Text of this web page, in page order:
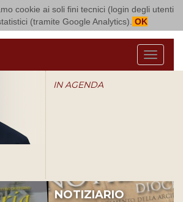
cookie ai soli fini tecnici (login degli utenti
(tramite Google Analytics). OK
di Bari Bitonto
Menu
IN AGENDA
NOTIZIARIO